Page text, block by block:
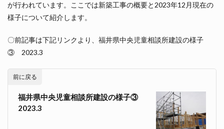
が行われています。ここでは新築工事の概要と2023年12月現在の
様子について紹介します。
〇前記事は下記リンクより、福井県中央児童相談所建設の様子
③ 2023.3
前に戻る
福井県中央児童相談所建設の様子③
2023.3